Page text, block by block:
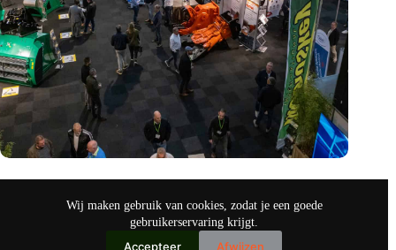
Wij maken gebruik van cookies, zodat je een goede
gebruikerservaring krijgt.
Accepteer Afwijzen
legt accent op de rol van AI
nov 9, 2024